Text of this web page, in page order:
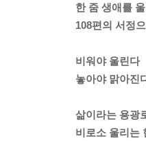
한 줌 생애를
108편의 서정
비워야 울린다
놓아야 맑아진
삶이라는 용광
비로소 울리는